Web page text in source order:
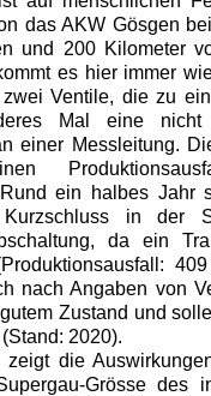
das AKW Gösgen
und 200 Kilometer
es hier immer
Ventile, die zu
Mal eine nicht
einer Messleitung.
ein halbes Jahr
in der
da ein
nach Angaben von
Zustand und
2020).
zeigt die
Grösse des